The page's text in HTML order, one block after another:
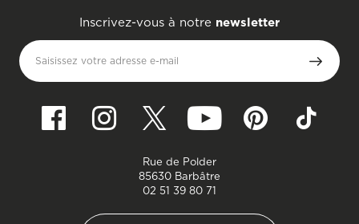
Inscrivez-vous à notre newsletter
Saisissez votre adresse e-mail
Rue de Polder
85630 Barbâtre
02 51 39 80 71